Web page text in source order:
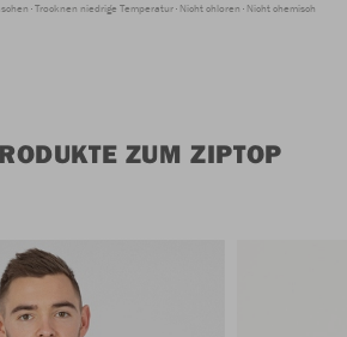
Trocknen niedrige Temperatur Nicht chloren Nicht chemisch
ZUM ZIPTOP